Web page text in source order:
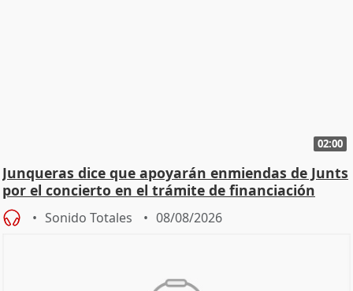
02:00
Junqueras dice que apoyarán enmiendas de Junts
por el concierto en el trámite de financiación
Sonido Totales 08/08/2026